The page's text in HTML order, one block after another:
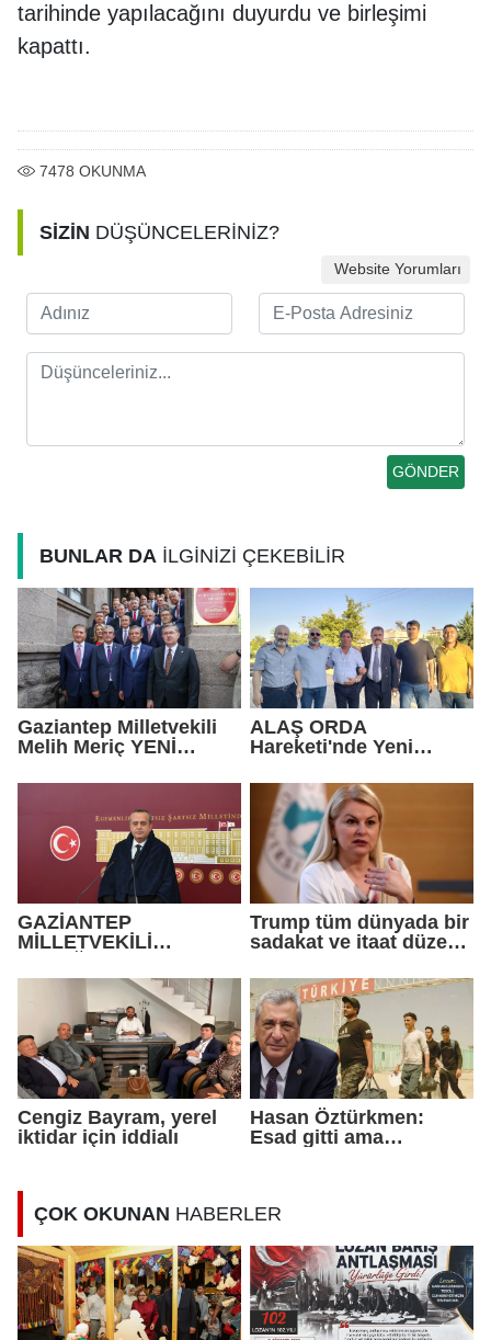
tarihinde yapılacağını duyurdu ve birleşimi
kapattı.
7478 OKUNMA
SİZİN DÜŞÜNCELERİNİZ?
Website Yorumları
BUNLAR DA İLGİNİZİ ÇEKEBİLİR
Gaziantep Milletvekili
Melih Meriç YENİ
ALAŞ ORDA
Hareketi'nde Yeni
GAZİANTEP
MİLLETVEKİLİ
BATTANİYELİ
PROTESTO
Trump tüm dünyada bir
sadakat ve itaat düzeni
Cengiz Bayram, yerel
iktidar için iddialı
Hasan Öztürkmen:
Esad gitti ama
ÇOK OKUNAN HABERLER